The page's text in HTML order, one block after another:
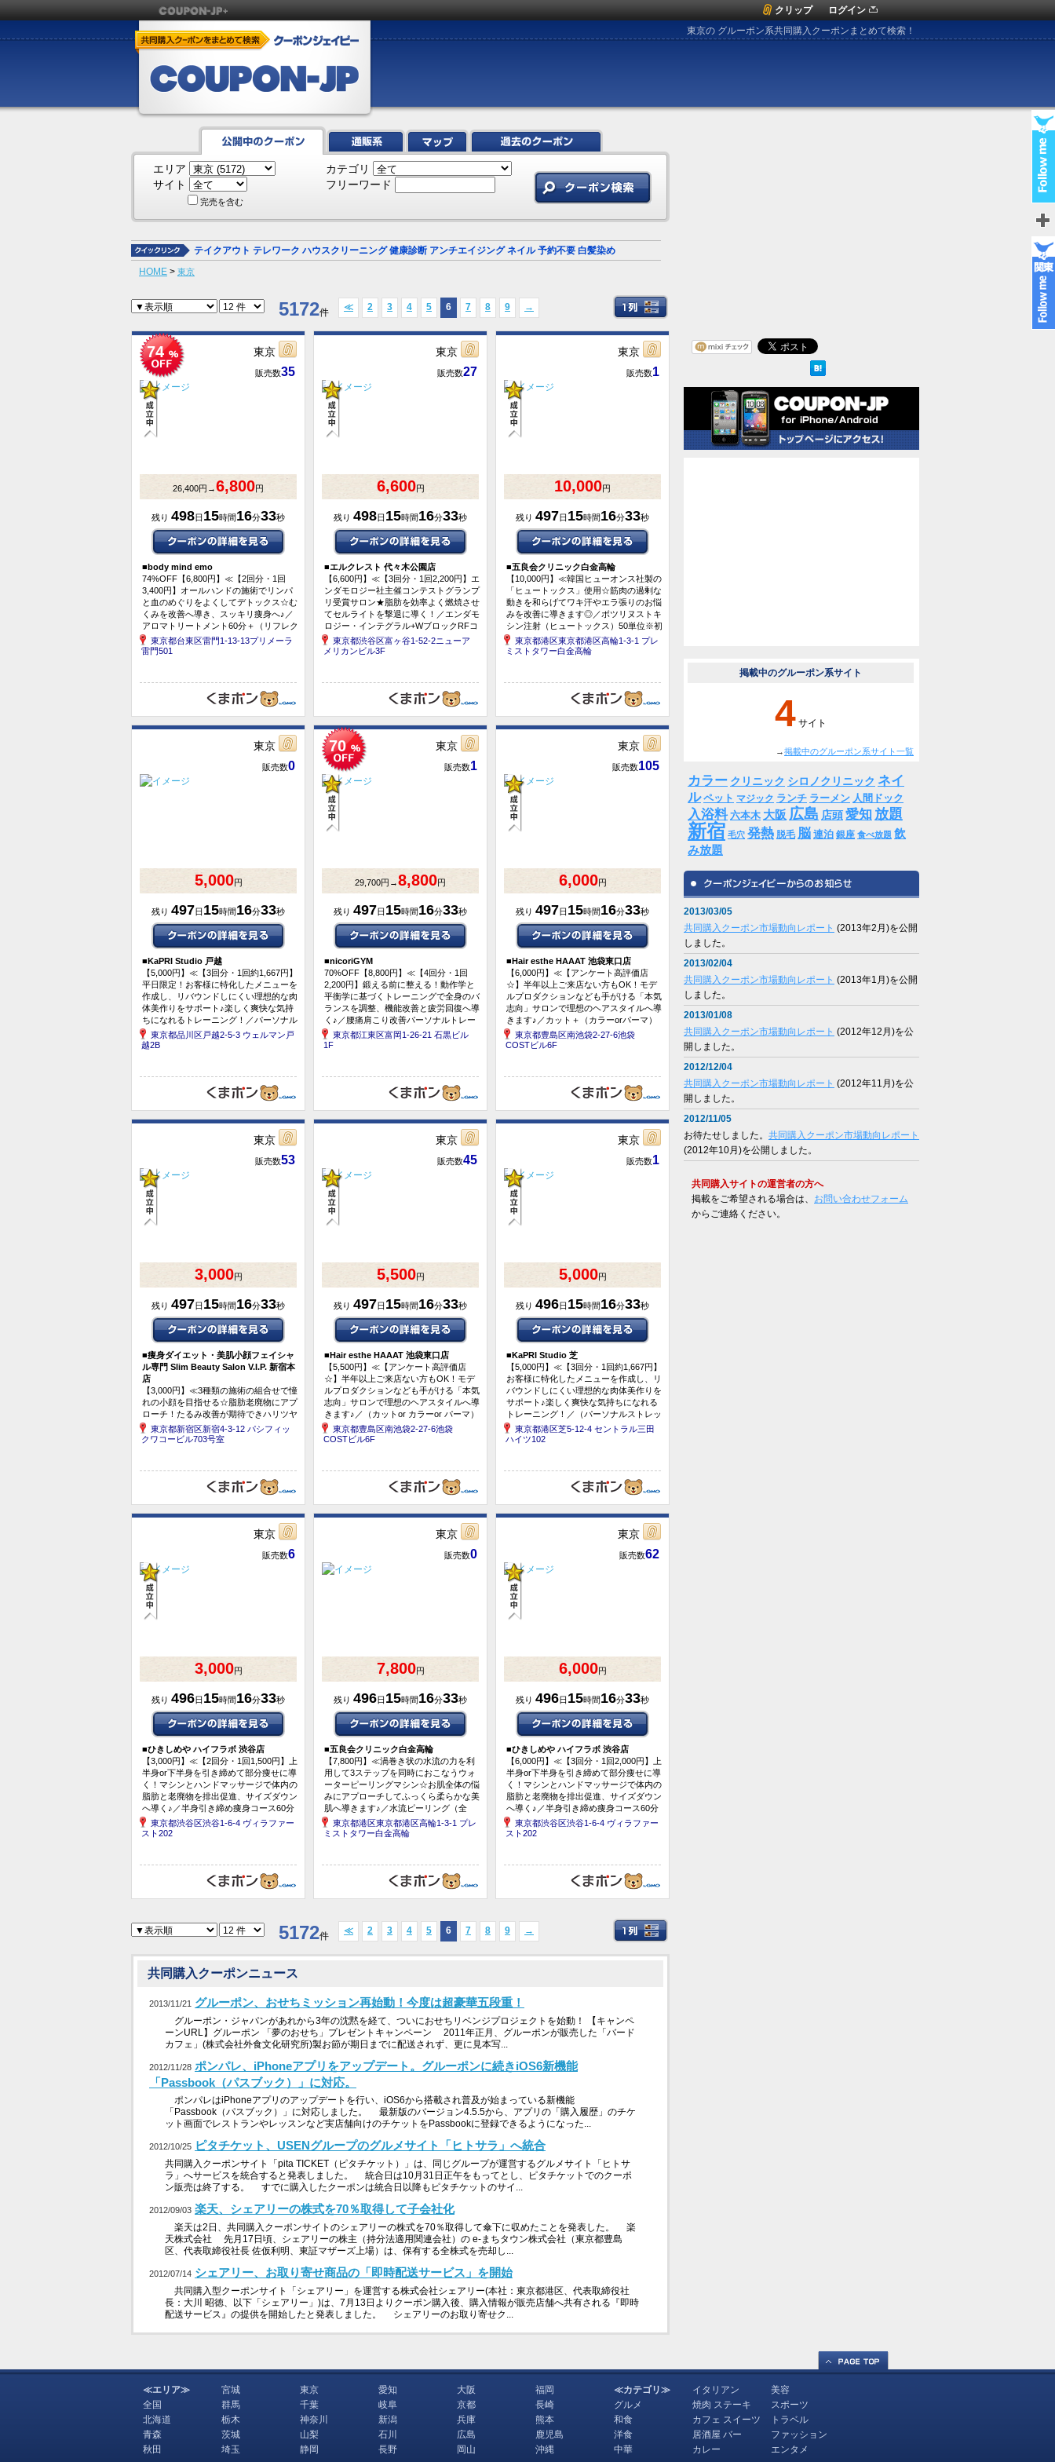
クリップ
ログイン
東京の グルーポン系共同購入クーポンまとめて検索！
エリア
カテゴリ
サイト
完売を含む
フリーワード
テイクアウト テレワーク ハウスクリーニング 健康診断 アンチエイジング ネイル 予約不要 白髪染め
HOME > 東京
5172件 ≪ 2 3 4 5 6 7 8 9 →
74 東京
販売数35
26,400円→6,800円
残り 498日 15時間16分33秒
■ body mind emo
74%OFF【6,800円】≪【2回分・1回
3,400円】オールハンドの施術でリンパ
と血のめぐりをよくしてデトックス☆む
くみを改善へ導き、スッキリ痩身へ♪／
アロマトリートメント60分＋（リフレク
ソロジー・ヘッドスパ・ボデ...
東京都台東区雷門1-13-13プリメーラ
雷門501
東京
販売数27
6,600円
残り 498日 15時間16分33秒
■エルクレスト 代々木公園店
【6,600円】≪【3回分・1回2,200円】エ
ンダモロジー社主催コンテストグランプ
リ受賞サロン★脂肪を効率よく燃焼させ
てセルライトを撃退に導く！／エンダモ
ロジー・インテグラル+WブロックRFコ
ース 計70分×3回≫※プロ...
東京都渋谷区富ヶ谷1-52-2ニューア
メリカンビル3F
東京
販売数1
10,000円
残り 497日 15時間16分33秒
■五良会クリニック白金高輪
【10,000円】≪韓国ヒューオンス社製の
「ヒュートックス」使用☆筋肉の過剰な
動きを和らげてワキ汗やエラ張りのお悩
みを改善に導きます◎／ボツリヌストキ
シン注射（ヒュートックス）50単位※初
診料込≫
東京都港区東京都港区高輪1-3-1 プレ
ミストタワー白金高輪
東京
販売数0
5,000円
残り 497日 15時間16分33秒
■ KaPRI Studio 戸越
【5,000円】≪【3回分・1回約1,667円】
平日限定！お客様に特化したメニューを
作成し、リバウンドしにくい理想的な肉
体美作りをサポート♪楽しく爽快な気持
ちになれるトレーニング！／パーソナル
ストレッチ＋パーソ...
東京都品川区戸越2-5-3 ウェルマン戸
越2B
70 東京
販売数1
29,700円→8,800円
残り 497日 15時間16分33秒
■nicoriGYM
70%OFF【8,800円】≪【4回分・1回
2,200円】鍛える前に整える！動作学と
平衡学に基づくトレーニングで全身のバ
ランスを調整、機能改善と疲労回復へ導
く♪／腰痛肩こり改善パーソナルトレー
ニング×4回≫【くまポン初登...
東京都江東区富岡1-26-21 石黒ビル
1F
東京
販売数105
6,000円
残り 497日 15時間16分33秒
■ Hair esthe HAAAT 池袋東口店
【6,000円】≪【アンケート高評価店
☆】半年以上ご来店ない方もOK！モデ
ルプロダクションなども手がける「本気
志向」サロンで理想のヘアスタイルへ導
きます♪／カット＋（カラーorパーマ）
ー＋HTOトリートメント＋炭...
東京都豊島区南池袋2-27-6池袋
COSTビル6F
東京
販売数53
3,000円
残り 497日 15時間16分33秒
■痩身ダイエット・美肌小顔フェイシャ
ル専門 Slim Beauty Salon V.I.P. 新宿本
店
【3,000円】≪3種類の施術の組合せで憧
れの小顔を目指せる☆脂肪老廃物にアプ
ローチ！たるみ改善が期待できハリツヤ
のある美肌へ◎完全個室のプライベート
空間でリラックスタイム♪／小顔ハイパ
東京都新宿区新宿4-3-12 パシフィッ
クワコービル703号室
東京
販売数45
5,500円
残り 497日 15時間16分33秒
■ Hair esthe HAAAT 池袋東口店
【5,500円】≪【アンケート高評価店
☆】半年以上ご来店ない方もOK！モデ
ルプロダクションなども手がける「本気
志向」サロンで理想のヘアスタイルへ導
きます♪／（カットor カラーor パーマ）
＋HTOトリートメント＋炭...
東京都豊島区南池袋2-27-6池袋
COSTビル6F
東京
販売数1
5,000円
残り 496日 15時間16分33秒
■ KaPRI Studio 芝
【5,000円】≪【3回分・1回約1,667円】
お客様に特化したメニューを作成し、リ
バウンドしにくい理想的な肉体美作りを
サポート♪楽しく爽快な気持ちになれる
トレーニング！／（パーソナルストレッ
チ＋パーソナルトレ...
東京都港区芝5-12-4 セントラル三田
ハイツ102
東京
販売数6
3,000円
残り 496日 15時間16分33秒
■ひきしめや ハイフラボ 渋谷店
【3,000円】≪【2回分・1回1,500円】上
半身or下半身を引き締めて部分痩せに導
く！マシンとハンドマッサージで体内の
脂肪と老廃物を排出促進、サイズダウン
へ導く♪／半身引き締め痩身コース60分
×2回≫
東京都渋谷区渋谷1-6-4 ヴィラファー
スト202
東京
販売数0
7,800円
残り 496日 15時間16分33秒
■五良会クリニック白金高輪
【7,800円】≪渦巻き状の水流の力を利
用して3ステップを同時におこなうウォ
ーターピーリングマシン☆お肌全体の悩
みにアプローチしてふっくら柔らかな美
肌へ導きます♪／水流ピーリング（全
顔）※初診料込≫
東京都港区東京都港区高輪1-3-1 プレ
ミストタワー白金高輪
東京
販売数62
6,000円
残り 496日 15時間16分33秒
■ひきしめや ハイフラボ 渋谷店
【6,000円】≪【3回分・1回2,000円】上
半身or下半身を引き締めて部分痩せに導
く！マシンとハンドマッサージで体内の
脂肪と老廃物を排出促進、サイズダウン
へ導く♪／半身引き締め痩身コース60分
×3回≫
東京都渋谷区渋谷1-6-4 ヴィラファー
スト202
5172件 ≪ 2 3 4 5 6 7 8 9 →
共同購入クーポンニュース
2013/11/21 グルーポン、おせちミッション再始動！今度は超豪華五段重！
グルーポン・ジャパンがあれから3年の沈黙を経て、ついにおせちリベンジプロジェクトを始動！ 【キャンペ
ーンURL】グルーポン 「夢のおせち」プレゼントキャンペーン 2011年正月、グルーポンが販売した「バード
カフェ」(株式会社外食文化研究所)製お節が期日までに配送されず、更に見本写...
2012/11/28 ポンパレ、iPhoneアプリをアップデート。グルーポンに続きiOS6新機能
「Passbook（パスブック）」に対応。
ポンパレはiPhoneアプリのアップデートを行い、iOS6から搭載され普及が始まっている新機能
「Passbook（パスブック）」に対応しました。 最新版のバージョン4.5.5から、アプリの「購入履歴」のチケ
ット画面でレストランやレッスンなど実店舗向けのチケットをPassbookに登録できるようになった...
2012/10/25 ピタチケット、USENグループのグルメサイト「ヒトサラ」へ統合
共同購入クーポンサイト「pita TICKET（ピタチケット）」は、同じグループが運営するグルメサイト「ヒトサ
ラ」へサービスを統合すると発表しました。 統合日は10月31日正午をもってとし、ピタチケットでのクーポ
ン販売は終了する。 すでに購入したクーポンは統合日以降もピタチケットのサイ...
2012/09/03 楽天、シェアリーの株式を70％取得して子会社化
楽天は2日、共同購入クーポンサイトのシェアリーの株式を70％取得して傘下に収めたことを発表した。 楽
天株式会社 先月17日頃、シェアリーの株主（持分法適用関連会社）の e-まちタウン株式会社（東京都豊島
区、代表取締役社長 佐仮利明、東証マザーズ上場）は、保有する全株式を売却し...
2012/07/14 シェアリー、お取り寄せ商品の「即時配送サービス」を開始
共同購入型クーポンサイト「シェアリー」を運営する株式会社シェアリー(本社：東京都港区、代表取締役社
長：大川 昭徳、以下「シェアリー」)は、7月13日よりクーポン購入後、購入情報が販売店舗へ共有される『即時
配送サービス』の提供を開始したと発表しました。 シェアリーのお取り寄せク...
掲載中のグルーポン系サイト
4 サイト
→掲載中のグルーポン系サイト一覧
カラー クリニック シロノクリニック ネイ
ル ペット マジック ランチ ラーメン 人間ドック
入浴料 六本木 大阪 広島 店頭愛知 放題
新宿 毛穴 発熱 脱毛 脳 連泊 銀座 食べ放題 飲
み放題
2013/03/05
共同購入クーポン市場動向レポート (2013年2月)を公開
しました。
2013/02/04
共同購入クーポン市場動向レポート (2013年1月)を公開
しました。
2013/01/08
共同購入クーポン市場動向レポート (2012年12月)を公
開しました。
2012/12/04
共同購入クーポン市場動向レポート (2012年11月)を公
開しました。
2012/11/05
お待たせしました。 共同購入クーポン市場動向レポート
(2012年10月)を公開しました。
共同購入サイトの運営者の方へ
掲載をご希望される場合は、 お問い合わせフォーム
からご連絡ください。
≪エリア≫
全国
北海道
青森
秋田
宮城
群馬
栃木
茨城
埼玉
東京
千葉
神奈川
山梨
静岡
愛知
岐阜
新潟
石川
長野
大阪
京都
兵庫
広島
岡山
福岡
長崎
熊本
鹿児島
沖縄
≪カテゴリ≫
グルメ
和食
洋食
中華
イタリアン
焼肉 ステーキ
カフェ スイーツ
居酒屋 バー
カレー
美容
スポーツ
トラベル
ファッション
エンタメ